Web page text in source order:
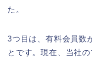
た。
3つ目は、有料会員数
とです。現在、当社